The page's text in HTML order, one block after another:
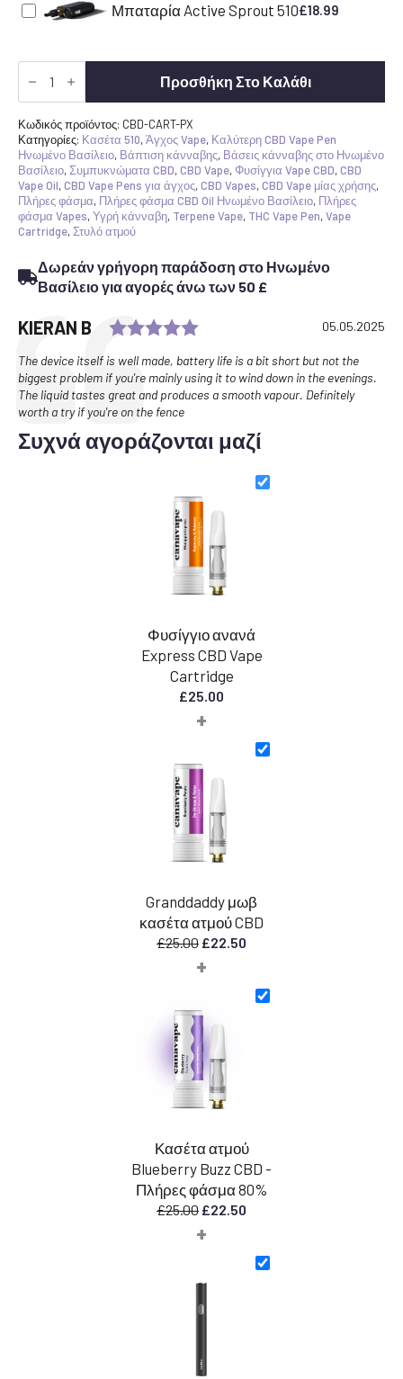
Μπαταρία Active Sprout 510£18.99
Pineapple
Express
Cartridge
ποσότητα
Προσθήκη Στο Καλάθι
Κωδικός προϊόντος: CBD-CART-PX
Κατηγορίες: Κασέτα 510,Άγχος Vape, Καλύτερη CBD Vape Pen
Ηνωμένο Βασίλειο, Βάπτιση κάνναβης, Βάσεις κάνναβης στο Ηνωμένο
Βασίλειο,Συμπυκνώματα CBD,CBD Vape,Φυσίγγια Vape CBD,CBD
Vape Oil,CBD Vape Pens για άγχος,CBD Vapes,CBD Vape μίας χρήσης,
Πλήρες φάσμα, Πλήρες φάσμα CBD Oil Ηνωμένο Βασίλειο, Πλήρες
φάσμα Vapes,Υγρή κάνναβη, Terpene Vape, THC Vape Pen,Vape
Cartridge,Στυλό ατμού
Δωρεάν γρήγορη παράδοση στο Ηνωμένο
Βασίλειο για αγορές άνω των 50 £
Testimonial
Author:
KIERAN B Rating: 5.0 out of 5 stars
Date:
05.05.2025
Text:
The device itself is well made, battery life is a bit short but not the
biggest problem if you're mainly using it to wind down in the evenings.
The liquid tastes great and produces a smooth vapour. Definitely
worth a try if you're on the fence
Συχνά αγοράζονται μαζί
Φυσίγγιο ανανά
Express CBD Vape
Cartridge
£25.00
+
Granddaddy μωβ
κασέτα ατμού CBD
£25.00 Η
αρχική
£25.00.
£22.50
είναι:
+
Κασέτα ατμού
Blueberry Buzz CBD -
Πλήρες φάσμα 80%
£25.00 Η
αρχική
£25.00.
£22.50
είναι:
+